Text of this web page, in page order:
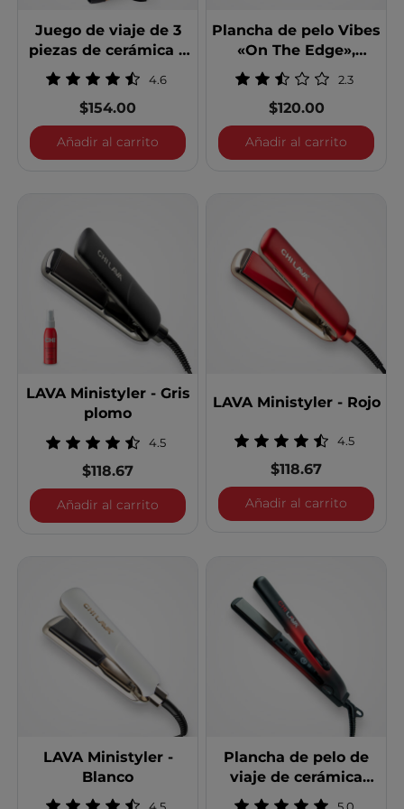
Juego de viaje de 3
piezas de cerámica y
turmalina - Negro ónix
4.6
$154.00
Añadir al carrito Juego de viaje de 3 piezas de
Plancha de pelo Vibes
«On The Edge»,
edición especial, de 1
pulgada
2.3
$120.00
Añadir al carrito
LAVA Ministyler - Gris
plomo
4.5
$118.67
Añadir al carrito LAVA Ministyler - Gris plomo
LAVA Ministyler - Rojo
4.5
$118.67
Añadir al carrito LAVA
LAVA Ministyler -
Blanco
Plancha de pelo de
viaje de cerámica
volcánica LAVA de 1